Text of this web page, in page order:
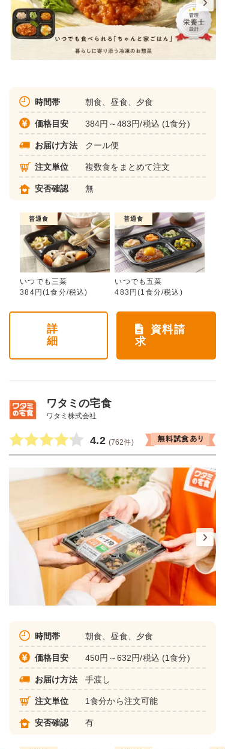
時間帯 朝食、昼食、夕食
価格目安 384円～483円/税込 (1食分)
お届け方法 クール便
注文単位 複数食をまとめて注文
安否確認 無
普通食
いつでも三菜
384円(1食分/税込)
普通食
いつでも五菜
483円(1食分/税込)
詳
細
資料請
求
ワタミの宅食
ワタミ株式会社
4.2 (762件)
時間帯 朝食、昼食、夕食
価格目安 450円～632円/税込 (1食分)
お届け方法 手渡し
注文単位 1食分から注文可能
安否確認 有